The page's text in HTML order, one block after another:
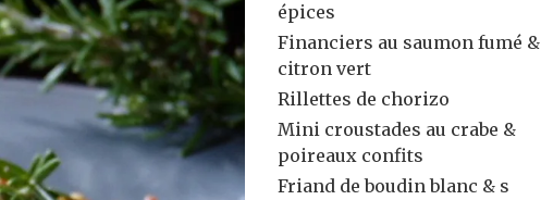
épices
Financiers au saumon fumé &
citron vert
Rillettes de chorizo
Mini croustades au crabe &
poireaux confits
Friand de boudin blanc & s